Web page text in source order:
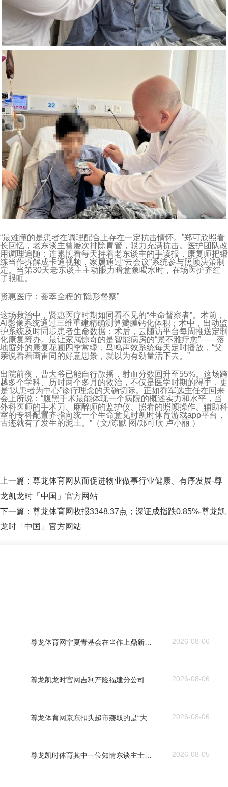
“最难懂的是患者在调理配合上存在一定抗击情怀。”郑可欣照看
长回忆，老东谈主曾屡次排除胃管，眼力充满抗击。医护团队改
用调理追随：连累照看每天持着老东谈主的手读报，康复师把锻
练当作拆解成卡通视频，家属通过“云会议”系统参与照顾决策制
定。当第30天老东谈主主动眼力暗意象喝水时，在场医护齐红
了眼眶。
贤惠医疗：荟萃全程的“隐形督察”
这场救治中，贤惠医疗时期如同看不见的“生命督察者”。术前，
AI影像系统通过三维重建精确测算瓣膜钙化体积；术中，出动监
护系统及时同步患者生命数据；术后，云随访平台每周推送定制
化康复筹办。最让家属惊奇的是智能病房的“景不雅疗愈”——落
地窗外的康复花圃四季常绿，鸟鸣声效系统每天定时播放，“父
亲说看着画雷同的好意思景，就以为有劲量活下去。”
出院前夜，曹大爷已能自行散播，射血分数回升至55%。这场跨
越多个学科、历时两个多月的救治，不仅是医学时期的得手，更
是“以患者为中心”诊疗理念的天确切际。正如乔军选主任在回来
会上所说：“腹黑手术最能体现一个病院的概述实力和水平，当
外科医师的手术刀、麻醉师的监护仪、照看的照顾操作、辅助科
室的专科配置齐指向统一个生命意见时凯时体育游戏app平台，
古迹就有了发生的泥土。”（文/陈默 图/郑可欣 卢小丽 ）
上一篇： 尊龙体育网从而促进物业做事行业健康、有序发展-尊
龙凯龙时「中国」官方网站
下一篇： 尊龙体育网收报3348.37点；深证成指跌0.85%-尊龙凯
龙时「中国」官方网站
2026-08-06
2026-08-06
2026-08-06
2026-08-05